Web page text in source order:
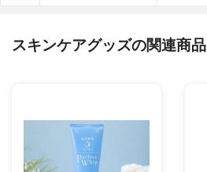
スキンケアグッズの関連商品